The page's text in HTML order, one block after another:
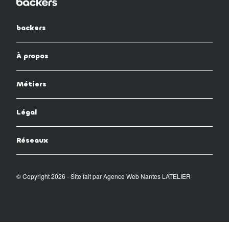
backers
À propos
Métiers
Légal
Réseaux
© Copyright 2026 - Site fait parAgence Web Nantes LATELIER